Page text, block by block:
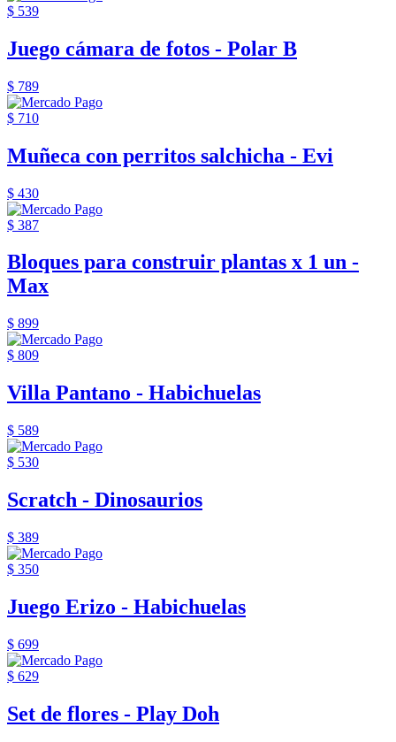
$ 539
Juego cámara de fotos - Polar B
$ 789
$ 710
Muñeca con perritos salchicha - Evi
$ 430
$ 387
Bloques para construir plantas x 1 un -
Max
$ 899
$ 809
Villa Pantano - Habichuelas
$ 589
$ 530
Scratch - Dinosaurios
$ 389
$ 350
Juego Erizo - Habichuelas
$ 699
$ 629
Set de flores - Play Doh